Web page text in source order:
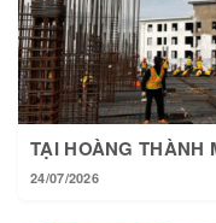
TẠI HOÀNG THÀNH
24/07/2026